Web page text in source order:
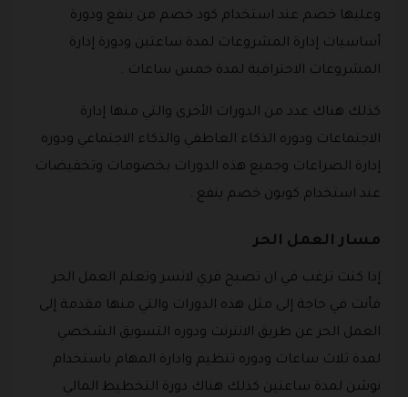
وعليها خصم عند استخدام كود خصم من ينفع ودورة
أساسيات إدارة المشروعات لمدة ساعتين ودورة إدارة
المشروعات الاحترافية لمدة خمس ساعات .
كذلك هناك عدد من الدورات الأخرى والتي منها إدارة
الاجتماعات ودوره الذكاء العاطفي والذكاء الاجتماعي ودوره
إدارة الصراعات وجميع هذه الدورات بخصومات وتخفيضات
عند استخدام كوبون خصم ينفع .
مسار العمل الحر
إذا كنت ترغب في ان تصبح فري لانسر وتعلم العمل الحر
فأنت في حاجة إلى مثل هذه الدورات والتي منها مقدمة إلى
العمل الحر عن طريق الانترنت ودوره التسويق الشخصي
لمدة ثلاث ساعات ودوره تنظيم وادارة المهام باستخدام
نوشن لمدة ساعتين كذلك هناك دورة التخطيط المالي